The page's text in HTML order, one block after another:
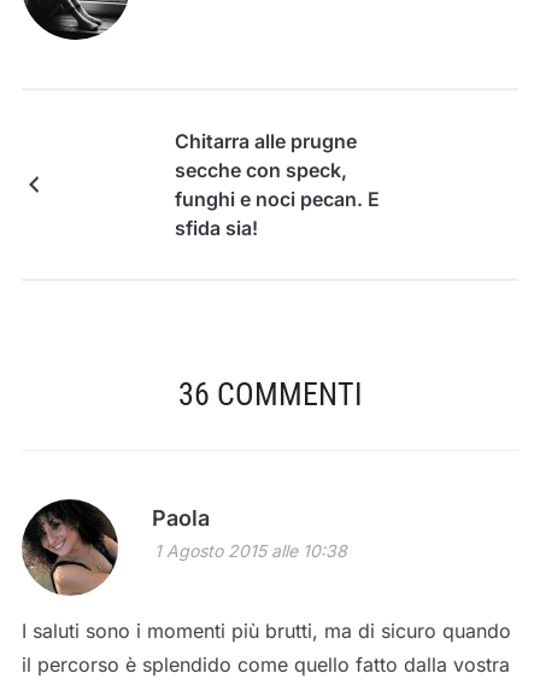
Chitarra alle prugne
secche con speck,
funghi e noci pecan. E
sfida sia!
36 COMMENTI
Paola
1 Agosto 2015 alle 10:38
I saluti sono i momenti più brutti, ma di sicuro quando
il percorso è splendido come quello fatto dalla vostra